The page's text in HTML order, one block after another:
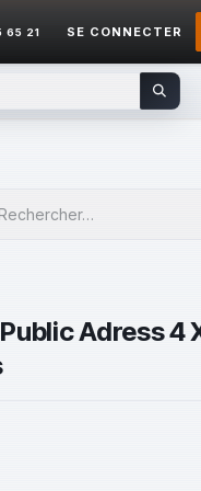
65 21 SE CONNECTER
Adress 4